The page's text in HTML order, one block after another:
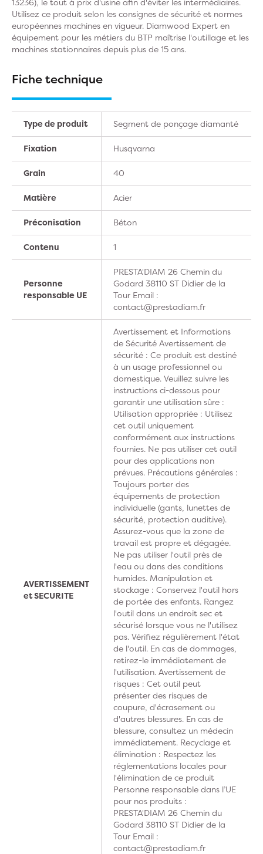
Utilisez ce produit selon les consignes de sécurité et normes
européennes machines en vigueur. Diamwood Expert en
équipement pour les métiers du BTP maîtrise l'outillage et les
machines stationnaires depuis plus de 15 ans.
Fiche technique
Type de produit Segment de ponçage diamanté
Fixation Husqvarna
Grain 40
Matière Acier
Préconisation Béton
Contenu 1
Personne
responsable UE
PRESTA'DIAM 26 Chemin du
Godard 38110 ST Didier de la
Tour Email :
contact@prestadiam.fr
AVERTISSEMENT
et SECURITE
Avertissement et Informations
de Sécurité Avertissement de
sécurité : Ce produit est destiné
à un usage professionnel ou
domestique. Veuillez suivre les
instructions ci-dessous pour
garantir une utilisation sûre :
Utilisation appropriée : Utilisez
cet outil uniquement
conformément aux instructions
fournies. Ne pas utiliser cet outil
pour des applications non
prévues. Précautions générales :
Toujours porter des
équipements de protection
individuelle (gants, lunettes de
sécurité, protection auditive).
Assurez-vous que la zone de
travail est propre et dégagée.
Ne pas utiliser l'outil près de
l'eau ou dans des conditions
humides. Manipulation et
stockage : Conservez l'outil hors
de portée des enfants. Rangez
l'outil dans un endroit sec et
sécurisé lorsque vous ne l'utilisez
pas. Vérifiez régulièrement l'état
de l'outil. En cas de dommages,
retirez-le immédiatement de
l'utilisation. Avertissement de
risques : Cet outil peut
présenter des risques de
coupure, d'écrasement ou
d'autres blessures. En cas de
blessure, consultez un médecin
immédiatement. Recyclage et
élimination : Respectez les
réglementations locales pour
l'élimination de ce produit
Personne responsable dans l’UE
pour nos produits :
PRESTA'DIAM 26 Chemin du
Godard 38110 ST Didier de la
Tour Email :
contact@prestadiam.fr